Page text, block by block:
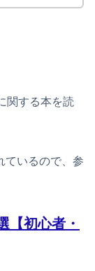
関する本を読
ているので、参
【初心者・